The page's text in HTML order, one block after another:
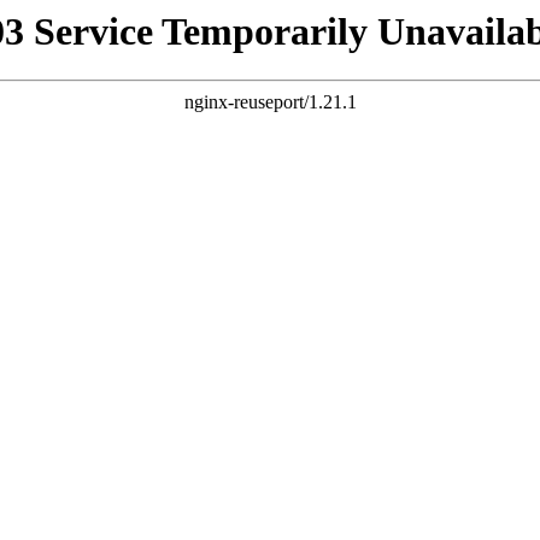
Service Temporarily
nginx-reuseport/1.21.1